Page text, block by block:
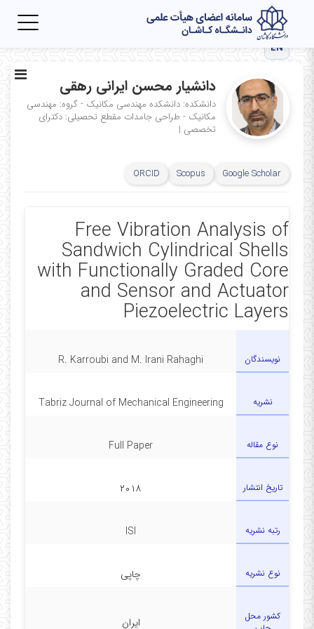
EN
دانشیار محسن ایرانی رهقی
دانشکده: دانشکده مهندسی مکانیک - گروه: مهندسی
مکانیک - طراحی جامدات مقطع تحصیلی: دکترای
تخصصی |
Google Scholar
Scopus
ORCID
Free Vibration Analysis of
Sandwich Cylindrical Shells
with Functionally Graded Core
and Sensor and Actuator
Piezoelectric Layers
نویسندگان R. Karroubi and M. Irani Rahaghi
نشریه Tabriz Journal of Mechanical Engineering
نوع مقاله Full Paper
تاریخ انتشار ۲۰۱۸
رتبه نشریه ISI
نوع نشریه چاپی
کشور محل
ایران